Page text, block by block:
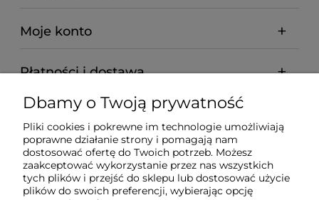
Moje konto
Płatności i dostawa
Informacje
O nas
Dbamy o Twoją prywatność
Pliki cookies i pokrewne im technologie umożliwiają
poprawne działanie strony i pomagają nam
dostosować ofertę do Twoich potrzeb. Możesz
zaakceptować wykorzystanie przez nas wszystkich
tych plików i przejść do sklepu lub dostosować użycie
plików do swoich preferencji, wybierając opcję